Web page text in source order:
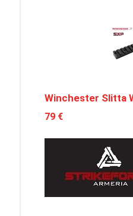
Winchester Slitta
79 €